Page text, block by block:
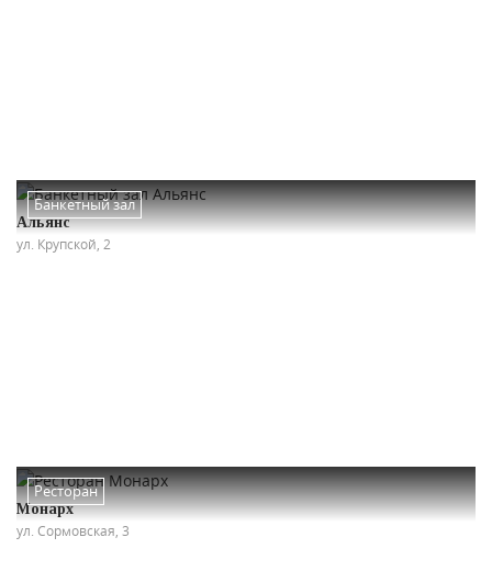
Банкетный зал
Альянс
ул. Крупской, 2
Ресторан
Монарх
ул. Сормовская, 3